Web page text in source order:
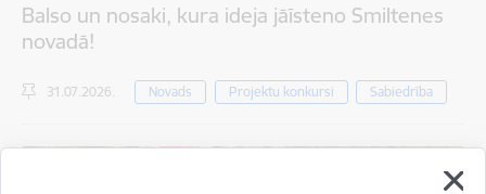
Balso un nosaki, kura ideja jāīsteno Smiltenes
novadā!
31.07.2026. Novads Projektu konkursi Sabiedrība